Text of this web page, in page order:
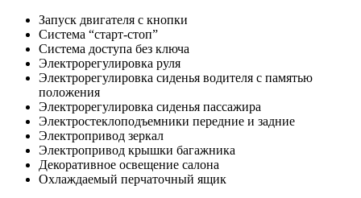
Запуск двигателя с кнопки
Система “старт-стоп”
Система доступа без ключа
Электрорегулировка руля
Электрорегулировка сиденья водителя с памятью
положения
Электрорегулировка сиденья пассажира
Электростеклоподъемники передние и задние
Электропривод зеркал
Электропривод крышки багажника
Декоративное освещение салона
Охлаждаемый перчаточный ящик